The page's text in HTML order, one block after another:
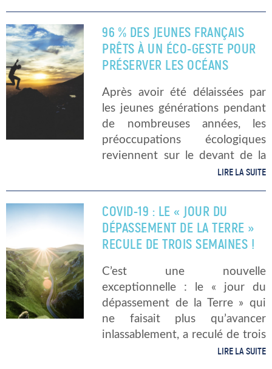
96 % DES JEUNES FRANÇAIS
PRÊTS À UN ÉCO-GESTE POUR
PRÉSERVER LES OCÉANS
Après avoir été délaissées par
les jeunes générations pendant
de nombreuses années, les
préoccupations écologiques
reviennent sur le devant de la
scène. Elles se frayent une place
français. La sauvegarde des
océans […]
LIRE LA SUITE
COVID-19 : LE « JOUR DU
DÉPASSEMENT DE LA TERRE »
RECULE DE TROIS SEMAINES !
C’est une nouvelle
exceptionnelle : le « jour du
dépassement de la Terre » qui
ne faisait plus qu’avancer
inlassablement, a reculé de trois
semaines. « Jour du
LIRE LA SUITE